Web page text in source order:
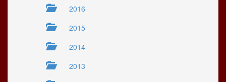
2016
2015
2014
2013